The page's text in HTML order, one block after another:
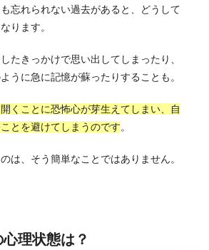
忘れられない過去があると、どうして
ります。
たきっかけで思い出してしまったり、
うに急に記憶が蘇ったりすることも。
くことに恐怖心が芽生えてしまい、自
とを避けてしまうのです。
は、そう簡単なことではありません。
理状態は？